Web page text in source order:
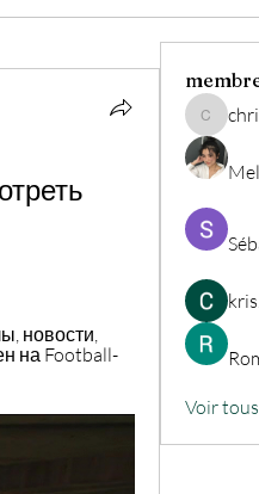
новости,
на Football-
Voir